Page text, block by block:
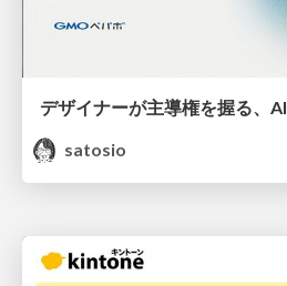
デザイナーが主導権を握る、
satosio